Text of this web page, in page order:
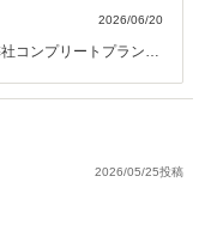
2026/06/20
コンプリートプランよ
後ともよろしくお願い
2026/05/25投稿